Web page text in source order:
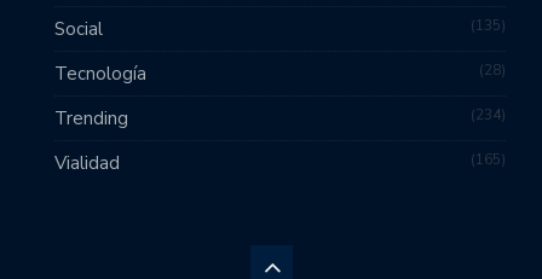
Social 135
Tecnología 28
Trending 234
Vialidad 165